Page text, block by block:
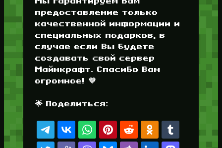
предоставление только
качественной информации и
специальных подарков, в
случае если Вы будете
создавать свой сервер
Майнкрафт. Спасибо Вам
огромное! 💜
🌟 Поделиться: